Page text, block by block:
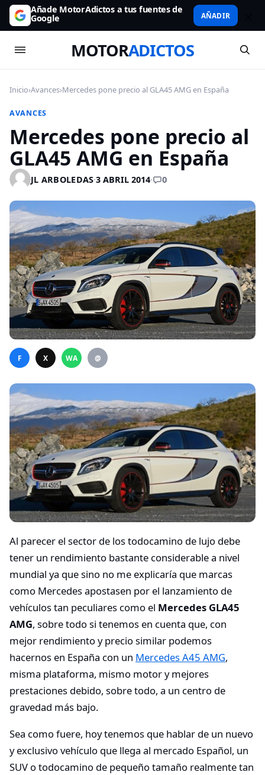
Añade MotorAdictos a tus fuentes de
Google AÑADIR
MOTORADICTOS
Inicio›Avances›Mercedes pone precio al GLA45 AMG en España
AVANCES
Mercedes pone precio al
GLA45 AMG en España
JL ARBOLEDAS·3 ABRIL 2014· 0
F X WA @
Al parecer el sector de los todocamino de lujo debe
tener un rendimiento bastante considerable a nivel
mundial ya que sino no me explicaría que marcas
como Mercedes apostasen por el lanzamiento de
vehículos tan peculiares como el Mercedes GLA45
AMG, sobre todo si tenemos en cuenta que, con
mejor rendimiento y precio similar podemos
hacernos en España con un Mercedes A45 AMG,
misma plataforma, mismo motor y mejores
prestaciones debido, sobre todo, a un centro de
gravedad más bajo.
Sea como fuere, hoy tenemos que hablar de un nuevo
y exclusivo vehículo que llega al mercado Español, un
SUV o todocamino de pequeño tamaño realmente tan